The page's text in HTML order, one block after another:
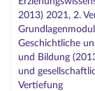
2013) 2021, 2.
Geschichtliche
und Bildung
und
Vertiefung